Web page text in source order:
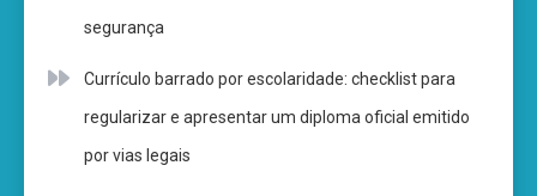
segurança
Currículo barrado por escolaridade: checklist para
regularizar e apresentar um diploma oficial emitido
por vias legais